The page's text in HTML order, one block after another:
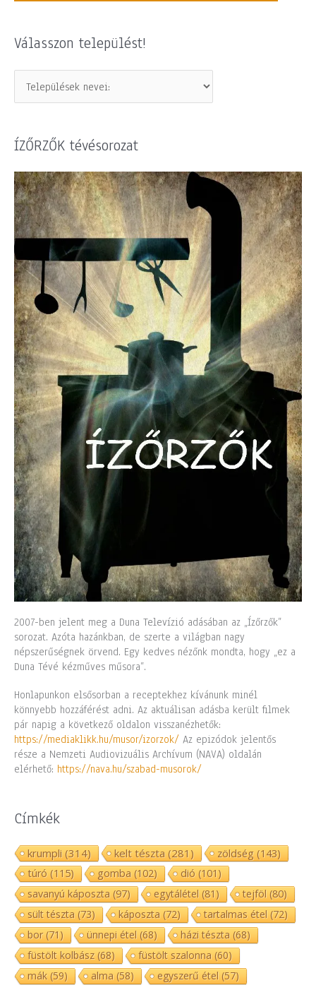
Válasszon települést!
ÍZŐRZŐK tévésorozat
2007-ben jelent meg a Duna Televízió adásában az „Ízőrzők”
sorozat. Azóta hazánkban, de szerte a világban nagy
népszerűségnek örvend. Egy kedves nézőnk mondta, hogy „ez a
Duna Tévé kézműves műsora”.
Honlapunkon elsősorban a receptekhez kívánunk minél
könnyebb hozzáférést adni. Az aktuálisan adásba került filmek
pár napig a következő oldalon visszanézhetők:
https://mediaklikk.hu/musor/izorzok/ Az epizódok jelentős
része a Nemzeti Audiovizuális Archívum (NAVA) oldalán
elérhető: https://nava.hu/szabad-musorok/
Címkék
krumpli (314) kelt tészta (281) zöldség (143)
túró (115) gomba (102) dió (101)
savanyú káposzta (97) egytálétel (81) tejföl (80)
sült tészta (73) káposzta (72) tartalmas étel (72)
bor(71) ünnepi étel (68) házi tészta (68)
füstölt kolbász(68) füstölt szalonna (60)
mák(59) alma (58) egyszerű étel (57)